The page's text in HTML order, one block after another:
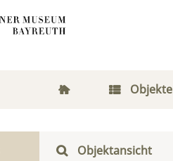
Objekte
Objektansicht